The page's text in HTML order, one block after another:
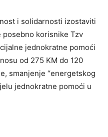
i solidarnosti izostaviti
posebno korisnike Tzv
jednokratne pomoći
od 275 KM do 120
smanjenje “energetskog
jednokratne pomoći u